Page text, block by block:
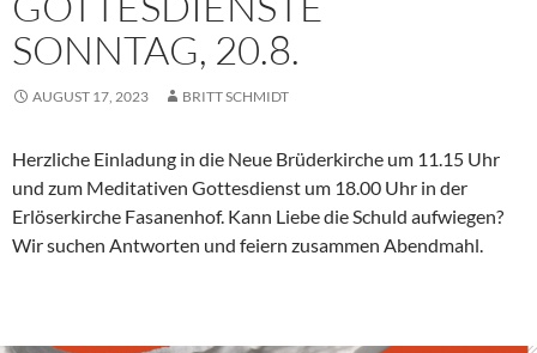
SONNTAG, 20.8.
AUGUST 17, 2023 BRITT SCHMIDT
Herzliche Einladung in die Neue Brüderkirche um 11.15 Uhr
und zum Meditativen Gottesdienst um 18.00 Uhr in der
Erlöserkirche Fasanenhof. Kann Liebe die Schuld aufwiegen?
Wir suchen Antworten und feiern zusammen Abendmahl.